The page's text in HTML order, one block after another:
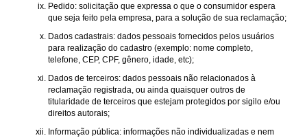
Pedido: solicitação que expressa o que o consumidor espera
que seja feito pela empresa, para a solução de sua reclamação;
Dados cadastrais: dados pessoais fornecidos pelos usuários
para realização do cadastro (exemplo: nome completo,
telefone, CEP, CPF, gênero, idade, etc);
Dados de terceiros: dados pessoais não relacionados à
reclamação registrada, ou ainda quaisquer outros de
titularidade de terceiros que estejam protegidos por sigilo e/ou
direitos autorais;
Informação pública: informações não individualizadas e nem